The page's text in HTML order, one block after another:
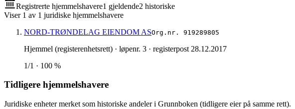
Registrerte hjemmelshavere1 gjeldende2 historiske
Viser 1 av 1 juridiske hjemmelshavere
NORD-TRØNDELAG EIENDOM ASOrg.nr. 919289805
Hjemmel (registerenhetsrett) · løpenr. 3 · registerpost 28.12.2017
1/1 · 100 %
Tidligere hjemmelshavere
Juridiske enheter merket som historiske andeler i Grunnboken (tidligere eier på samme rett).